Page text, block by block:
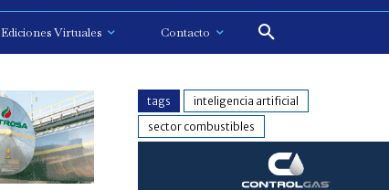
Ediciones Virtuales Contacto
tags
inteligencia artificial
sector combustibles